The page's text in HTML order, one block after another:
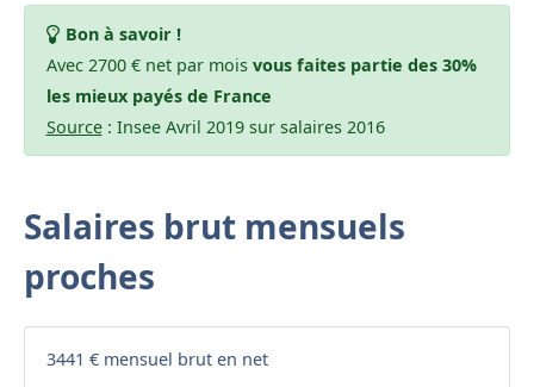
Bon à savoir !
Avec 2700 € net par mois vous faites partie des 30%
les mieux payés de France
Source: Insee Avril 2019 sur salaires 2016
Salaires brut mensuels
proches
3441 € mensuel brut en net